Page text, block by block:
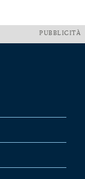
PUBBLICITÀ